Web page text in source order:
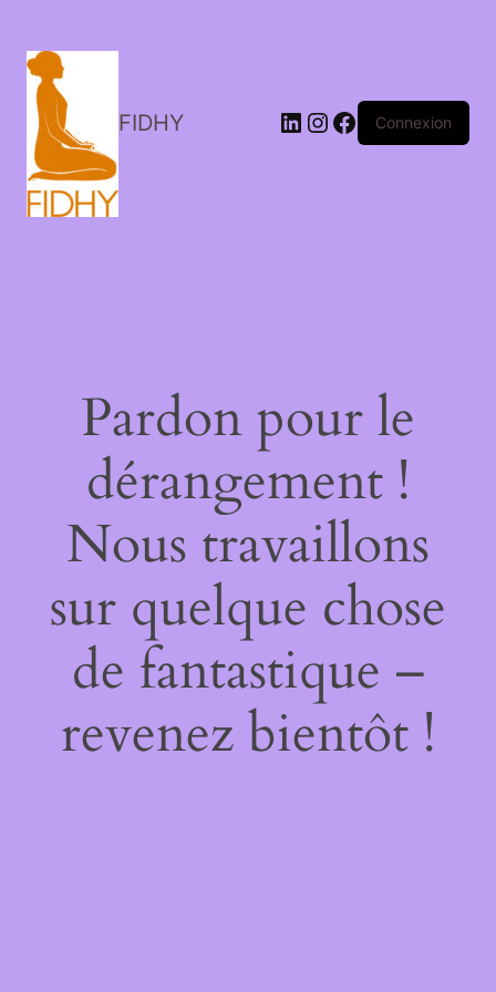
FIDHY LinkedIn
Instagram
Facebook
Connexion
Pardon pour le
dérangement !
Nous travaillons
sur quelque chose
de fantastique –
revenez bientôt !